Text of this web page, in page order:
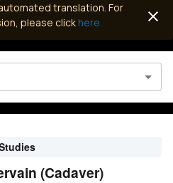
translation. For
please click here.
(Cadaver)